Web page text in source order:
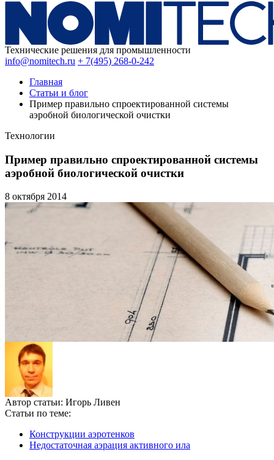
Технические решения для промышленности
info@nomitech.ru + 7(495) 268-0-242
Главная
Статьи и блог
Пример правильно спроектированной системы
аэробной биологической очистки
Технологии
Пример правильно спроектированной системы
аэробной биологической очистки
8 октября 2014
Автор статьи: Игорь Ливен
Статьи по теме:
Конструкции аэротенков
Недостаточная аэрация активного ила